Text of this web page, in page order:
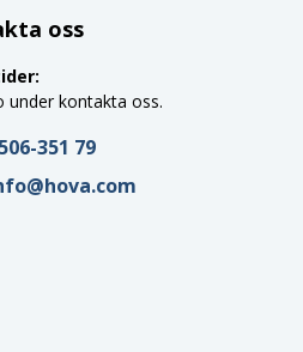
oss
under kontakta oss.
351 79